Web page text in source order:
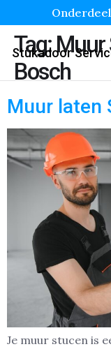
Stukadoor
Tag:Muur
Bosch
Muur laten
Je muur stucen is